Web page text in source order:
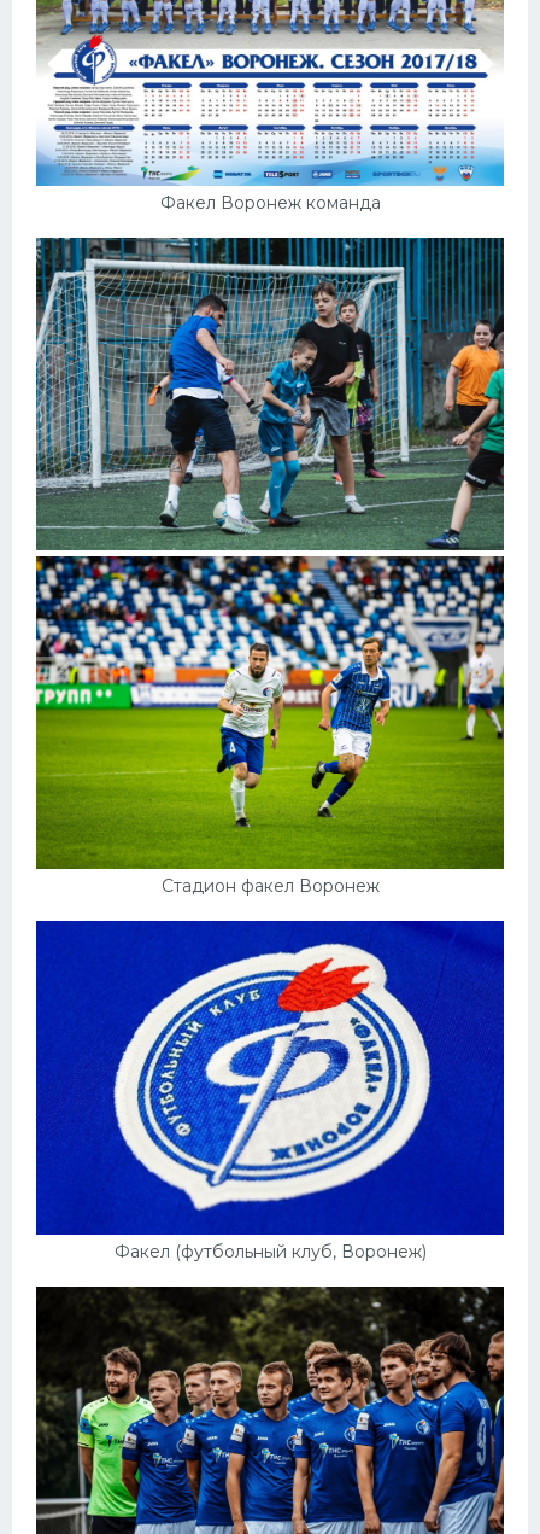
Факел Воронеж команда
Стадион факел Воронеж
Факел (футбольный клуб, Воронеж)